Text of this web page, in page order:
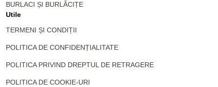
BURLACI ȘI BURLĂCIȚE
Utile
TERMENI ȘI CONDIȚII
POLITICA DE CONFIDENȚIALITATE
POLITICA PRIVIND DREPTUL DE RETRAGERE
POLITICA DE COOKIE-URI